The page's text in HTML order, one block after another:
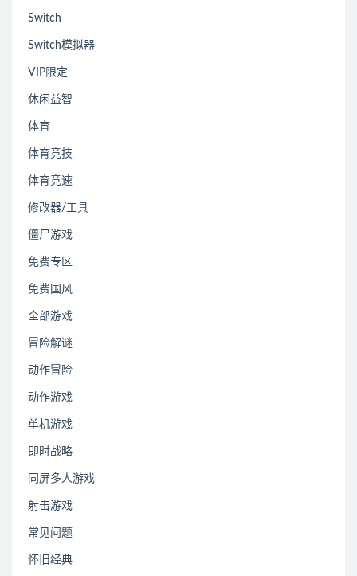
Switch
Switch模拟器
VIP限定
休闲益智
体育
体育竞技
体育竞速
修改器/工具
僵尸游戏
免费专区
免费国风
全部游戏
冒险解谜
动作冒险
动作游戏
单机游戏
即时战略
同屏多人游戏
射击游戏
常见问题
怀旧经典